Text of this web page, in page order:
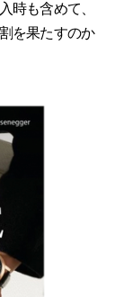
時も含めて、
を果たすのか